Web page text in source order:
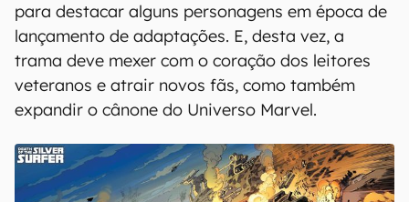
para destacar alguns personagens em época de
lançamento de adaptações. E, desta vez, a
trama deve mexer com o coração dos leitores
veteranos e atrair novos fãs, como também
expandir o cânone do Universo Marvel.